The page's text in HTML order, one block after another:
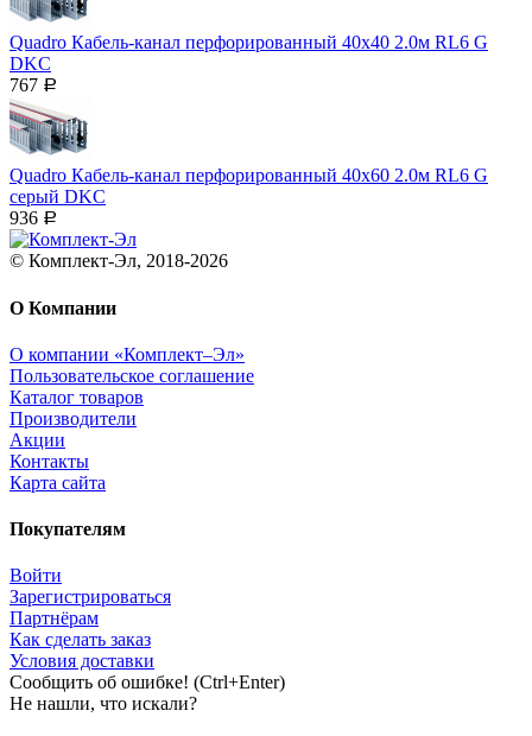
Quadro Кабель-канал перфорированный 40x40 2.0м RL6 G
DKC
767 Р
Quadro Кабель-канал перфорированный 40x60 2.0м RL6 G
серый DKC
936 Р
© Комплект-Эл, 2018-2026
О Компании
О компании «Комплект–Эл»
Пользовательское соглашение
Каталог товаров
Производители
Акции
Контакты
Карта сайта
Покупателям
Войти
Зарегистрироваться
Партнёрам
Как сделать заказ
Условия доставки
Сообщить об ошибке! (Ctrl+Enter)
Не нашли, что искали?